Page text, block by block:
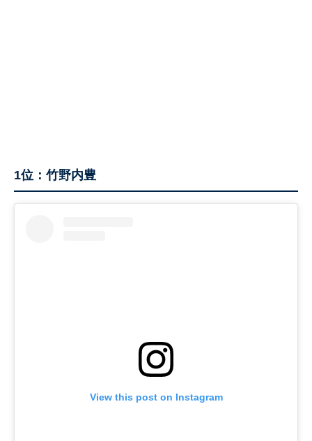
1位：竹野内豊
View this post on Instagram